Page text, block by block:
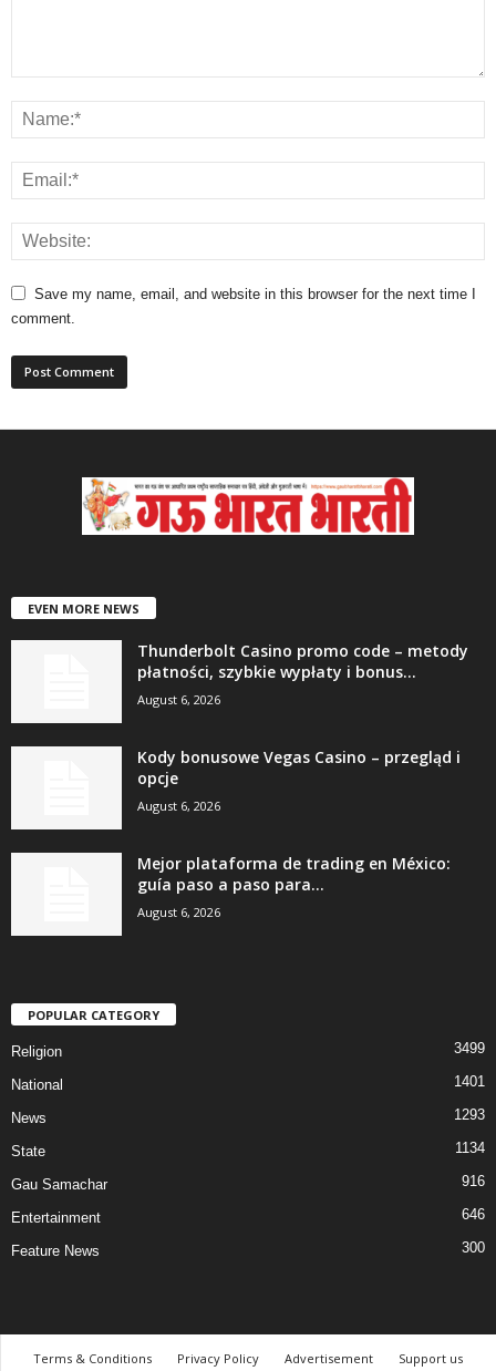
Save my name, email, and website in this browser for the next time I
comment.
EVEN MORE NEWS
Thunderbolt Casino promo code – metody
płatności, szybkie wypłaty i bonus...
August 6, 2026
Kody bonusowe Vegas Casino – przegląd i
opcje
August 6, 2026
Mejor plataforma de trading en México:
guía paso a paso para...
August 6, 2026
POPULAR CATEGORY
Religion 3499
National 1401
News 1293
State 1134
Gau Samachar 916
Entertainment 646
Feature News 300
Terms & Conditions Privacy Policy Advertisement Support us